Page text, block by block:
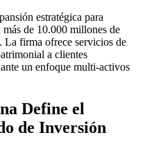
estratégica para
de 10.000 millones de
La firma ofrece servicios de
a clientes
un enfoque multi-activos
Define el
de Inversión